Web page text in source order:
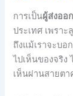
การเป็นผู้ส่งออก
ประเทศ เพรา
ถึงแม้เราจะบอ
ไปเห็นของจริง
เห็นผ่านสายตา